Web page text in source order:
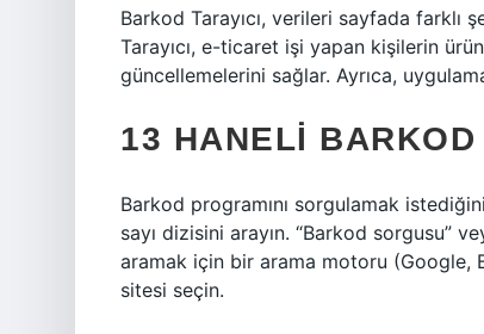
Barkod Tarayıcı, verileri sayfada farklı
Tarayıcı, e-ticaret işi yapan kişilerin
güncellemelerini sağlar. Ayrıca,
13 HANELI
Barkod programını sorgulamak
sayı dizisini arayın. “Barkod sorgusu”
aramak için bir arama motoru (Google,
sitesi seçin.